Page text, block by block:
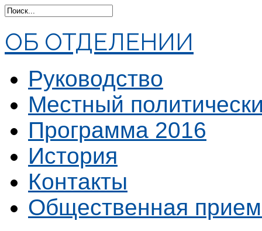
ОБ ОТДЕЛЕНИИ
Руководство
Местный
Программа 2016
История
Контакты
Общественная